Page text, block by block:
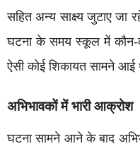
सहित अन्य साक्ष्य जुटाए जा
घटना के समय स्कूल में कौन-
ऐसी कोई शिकायत सामने आई
अभिभावकों में भारी आक्रोश
घटना सामने आने के बाद